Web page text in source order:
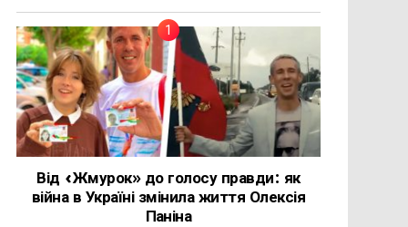
Від «Жмурок» до голосу правди: як
війна в Україні змінила життя Олексія
Паніна